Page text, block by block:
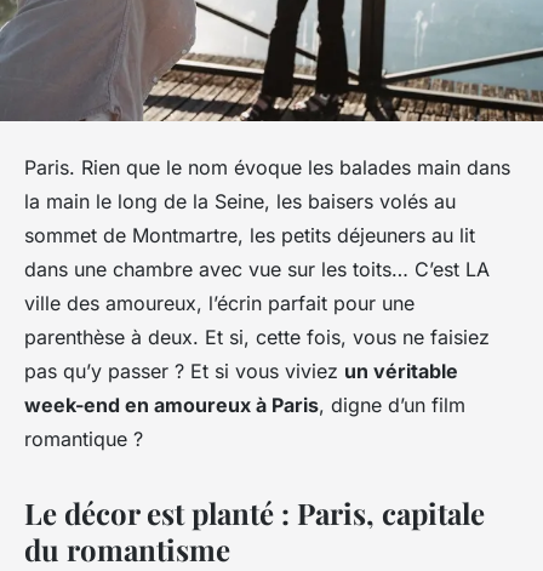
Paris. Rien que le nom évoque les balades main dans
la main le long de la Seine, les baisers volés au
sommet de Montmartre, les petits déjeuners au lit
dans une chambre avec vue sur les toits… C’est LA
ville des amoureux, l’écrin parfait pour une
parenthèse à deux. Et si, cette fois, vous ne faisiez
pas qu’y passer ? Et si vous viviez un véritable
week-end en amoureux à Paris, digne d’un film
romantique ?
Le décor est planté : Paris, capitale
du romantisme